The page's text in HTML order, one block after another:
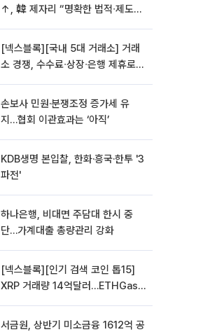
↑, 韓 제자리 “명확한 법적∙제도적
[넥스블록][국내 5대 거래소] 거래
소 경쟁, 수수료∙상장∙은행 제휴로
손보사 민원·분쟁조정 증가세 유
지…협회 이관효과는 ‘아직’
KDB생명 본입찰, 한화·흥국·한투 '3
파전'
하나은행, 비대면 주담대 한시 중
단…가계대출 총량관리 강화
[넥스블록][인기 검색 코인 톱15]
XRP 거래량 14억달러…ETHGas
서금원, 상반기 미소금융 1612억 공